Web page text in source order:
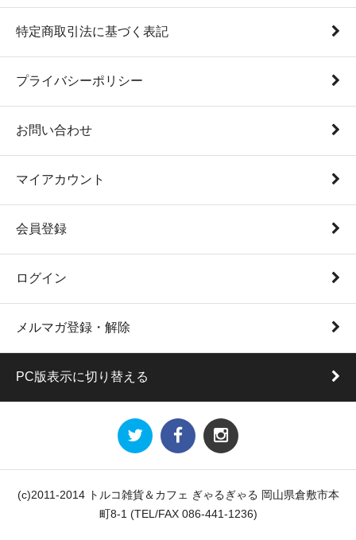
特定商取引法に基づく表記
プライバシーポリシー
お問い合わせ
マイアカウント
会員登録
ログイン
メルマガ登録・解除
PC版表示に切り替える
(c)2011-2014 トルコ雑貨＆カフェ ぎゃるぎゃる 岡山県倉敷市本
町8-1 (TEL/FAX 086-441-1236)